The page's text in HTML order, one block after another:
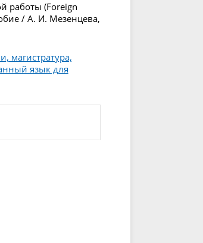
работы (Foreign
/ А. И. Мезенцева,
магистратура,
язык для